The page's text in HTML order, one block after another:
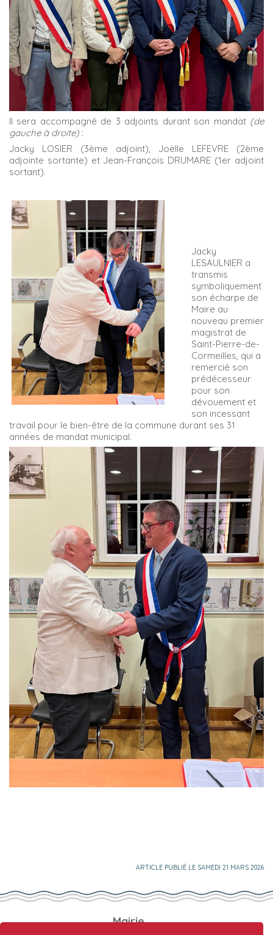
Il sera accompagné de 3 adjoints durant son mandat (de
gauche à droite) :
Jacky LOSIER (3ème adjoint), Joëlle LEFEVRE (2ème
adjointe sortante) et Jean-François DRUMARE (1er adjoint
sortant).
Jacky
LESAULNIER a
transmis
symboliquement
son écharpe de
Maire au
nouveau premier
magistrat de
Saint-Pierre-de-
Cormeilles, qui a
remercié son
prédécesseur
pour son
dévouement et
son incessant
travail pour le bien-être de la commune durant ses 31
années de mandat municipal.
ARTICLE PUBLIÉ LE SAMEDI 21 MARS 2026
Mairie